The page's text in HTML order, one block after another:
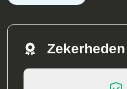
Zekerheden